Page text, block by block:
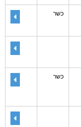
כשר
כשר